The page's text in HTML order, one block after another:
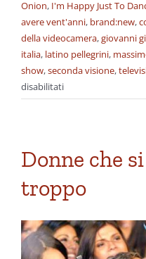
Onion, I'm Happy Just To
avere vent'anni, brand:new,
della videocamera,giovanni
italia, latino pellegrini,
show,seconda visione,
disabilitatisu
Buona
Donne che
troppo